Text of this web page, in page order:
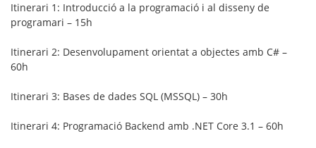
Itinerari 1: Introducció a la programació i al disseny de
programari – 15h
Itinerari 2: Desenvolupament orientat a objectes amb C# –
60h
Itinerari 3: Bases de dades SQL (MSSQL) – 30h
Itinerari 4: Programació Backend amb .NET Core 3.1 – 60h